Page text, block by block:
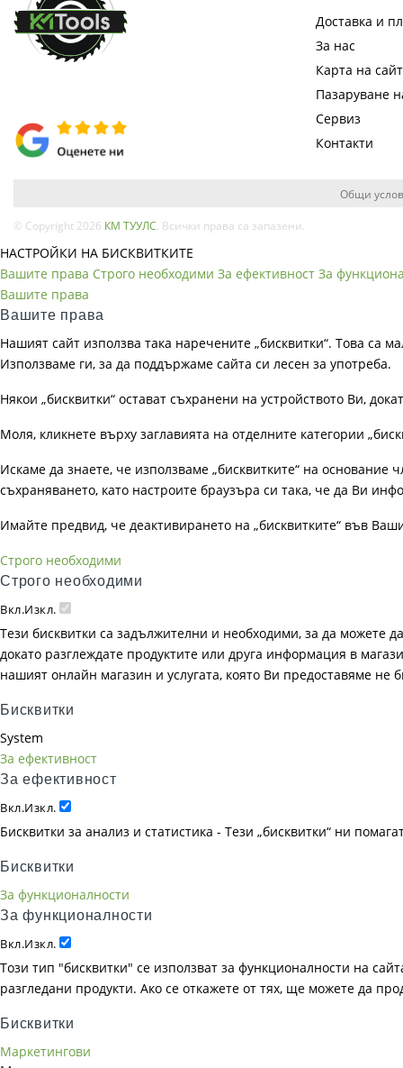
Доставка и
За нас
Карта на
Пазаруване
Сервиз
Контакти
Общи
© Copyright 2026 КМ ТУУЛС . Всички права са запазени.
НАСТРОЙКИ НА БИСКВИТКИТЕ
Вашите права Строго необходими За ефективност За
Вашите права
Вашите права
Нашият сайт използва така наречените „бисквитки“. Това са
Използваме ги, за да поддържаме сайта си лесен за употреба.
Някои „бисквитки“ остават съхранени на устройството Ви,
Моля, кликнете върху заглавията на отделните категории
Искаме да знаете, че използваме „бисквитките“ на основание
съхраняването, като настроите браузъра си така, че да Ви
Имайте предвид, че деактивирането на „бисквитките“ във
Строго необходими
Строго необходими
Вкл.Изкл.
Тези бисквитки са задължителни и необходими, за да можете
докато разглеждате продуктите или друга информация в
нашият онлайн магазин и услугата, която Ви предоставяме
Бисквитки
System
За ефективност
За ефективност
Вкл.Изкл.
Бисквитки за анализ и статистика - Тези „бисквитки“ ни
Бисквитки
За функционалности
За функционалности
Вкл.Изкл.
Този тип "бисквитки" се използват за функционалности на
разгледани продукти. Ако се откажете от тях, ще можете да
Бисквитки
Маркетингови